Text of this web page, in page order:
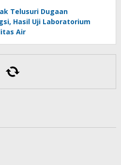
Telusuri Dugaan
Hasil Uji Laboratorium
Air